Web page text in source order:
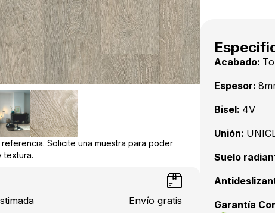
Solicite una muestra para poder
textura.
Envío gratis
Acabado:
Espesor:
Bisel: 4V
Unión:
Suelo
Garantía